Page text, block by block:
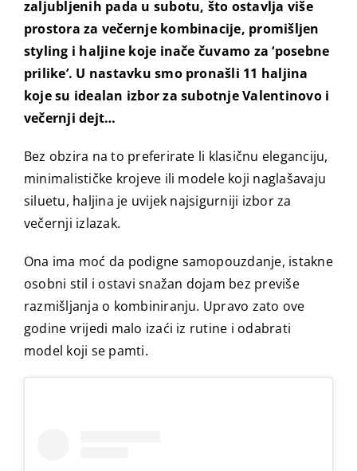
zaljubljenih pada u subotu, što ostavlja više
prostora za večernje kombinacije, promišljen
styling i haljine koje inače čuvamo za ‘posebne
prilike’. U nastavku smo pronašli 11 haljina
koje su idealan izbor za subotnje Valentinovo i
večernji dejt…
Bez obzira na to preferirate li klasičnu eleganciju,
minimalističke krojeve ili modele koji naglašavaju
siluetu, haljina je uvijek najsigurniji izbor za
večernji izlazak.
Ona ima moć da podigne samopouzdanje, istakne
osobni stil i ostavi snažan dojam bez previše
razmišljanja o kombiniranju. Upravo zato ove
godine vrijedi malo izaći iz rutine i odabrati
model koji se pamti.